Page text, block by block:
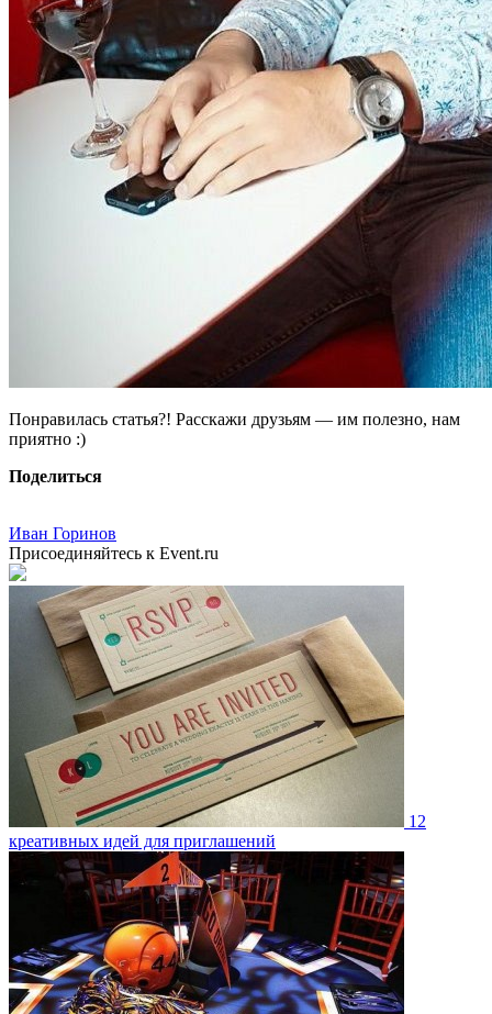
Понравилась статья?! Расскажи друзьям — им полезно, нам
приятно :)
Поделиться
Иван Горинов
Присоединяйтесь к Event.ru
12
креативных идей для приглашений